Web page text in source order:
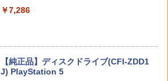
￥8,970
￥2,403
Nintendo Switch 2(日本語・国内専用)
￥7,286
【純正品】ディスクドライブ(CFI-ZDD1
J) PlayStation 5